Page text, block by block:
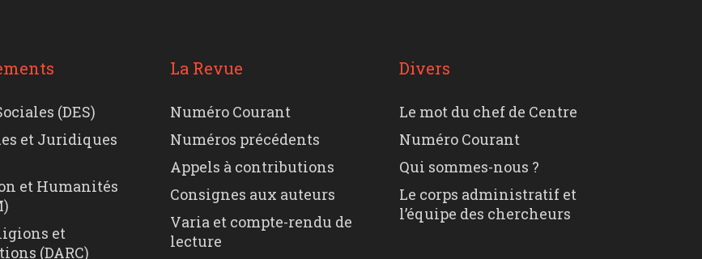
(DES)
et Juridiques
et Humanités
et
(DARC)
La Revue
Numéro Courant
Numéros précédents
Appels à contributions
Consignes aux auteurs
Varia et compte-rendu de
lecture
Divers
Le mot du chef de Centre
Numéro Courant
Qui sommes-nous ?
Le corps administratif et
l’équipe des chercheurs